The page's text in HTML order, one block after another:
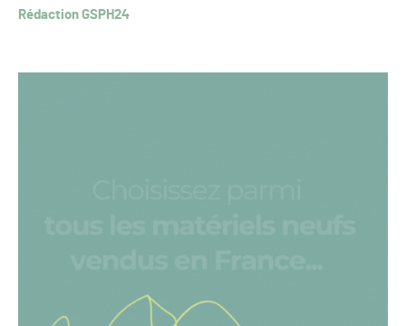
Rédaction GSPH24